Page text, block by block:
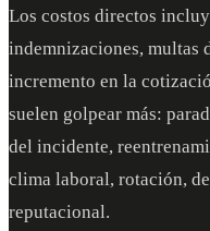
Los costos directos
indemnizaciones, multas
incremento en la
suelen golpear más:
del incidente,
clima laboral, rotación,
reputacional.